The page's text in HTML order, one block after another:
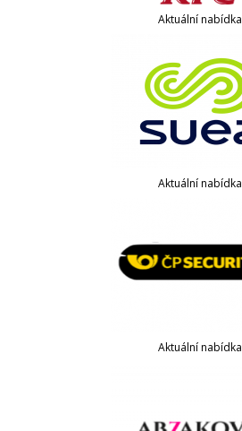
Aktuální nabídka
Aktuální nabídka
Aktuální nabídka